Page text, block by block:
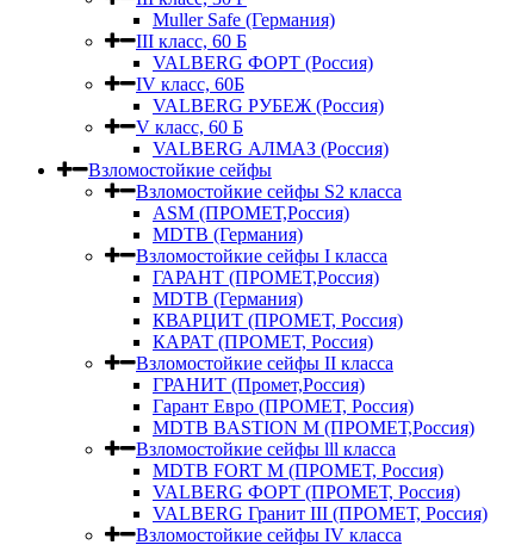
Muller Safe (Германия)
III класс, 60 Б
VALBERG ФОРТ (Россия)
IV класс, 60Б
VALBERG РУБЕЖ (Россия)
V класс, 60 Б
VALBERG АЛМАЗ (Россия)
Взломостойкие сейфы
Взломостойкие сейфы S2 класса
ASM (ПРОМЕТ,Россия)
MDTB (Германия)
Взломостойкие сейфы I класса
ГАРАНТ (ПРОМЕТ,Россия)
MDTB (Германия)
КВАРЦИТ (ПРОМЕТ, Россия)
КАРАТ (ПРОМЕТ, Россия)
Взломостойкие сейфы II класса
ГРАНИТ (Промет,Россия)
Гарант Евро (ПРОМЕТ, Россия)
MDTB BASTION M (ПРОМЕТ,Россия)
Взломостойкие сейфы lll класса
MDTB FORT M (ПРОМЕТ, Россия)
VALBERG ФОРТ (ПРОМЕТ, Россия)
VALBERG Гранит III (ПРОМЕТ, Россия)
Взломостойкие сейфы IV класса